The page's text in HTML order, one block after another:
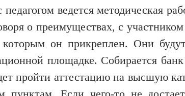
ведется методическая
о преимуществах, с участником
он прикреплен. Они будут
площадке. Собирается
пройти аттестацию на высшую
пунктам. Если чего-то не